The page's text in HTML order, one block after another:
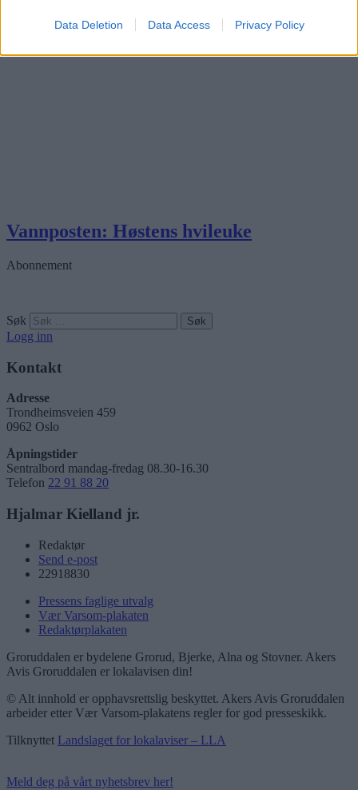
Data Deletion Data Access Privacy Policy
Vannposten: Høstens hvileuke
Abonnement
Søk
Logg inn
Kontakt
Adresse
Trondheimsveien 459
0962 Oslo
Åpningstider
Sentralbord mandag-fredag 08.30-16.30
Telefon 22 91 88 20
Hjalmar Kielland jr.
Redaktør
Send e-post
22918830
Pressens faglige utvalg
Vær Varsom-plakaten
Redaktørplakaten
Groruddalen er bydelene Grorud, Bjerke, Alna og Stovner. Akers
Avis Groruddalen er lokalavisen din!
© Alt innhold er opphavsrettslig beskyttet. Akers Avis Groruddalen
arbeider etter Vær Varsom-plakatens regler for god presseskikk.
Tilknyttet Landslaget for lokalaviser – LLA
Meld deg på vårt nyhetsbrev her!